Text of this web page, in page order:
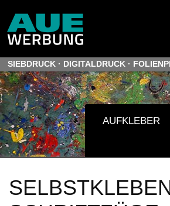
SIEBDRUCK · DIGITALDRUCK ·
AUFKLEBER